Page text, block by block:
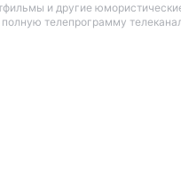
и другие
телепрограмму